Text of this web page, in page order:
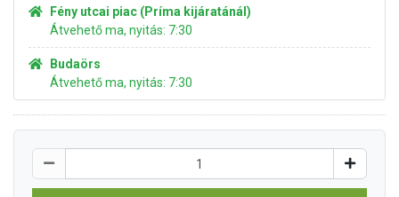
Fény utcai piac (Príma kijáratánál)
Átvehető ma, nyitás: 7:30
Budaörs
Átvehető ma, nyitás: 7:30